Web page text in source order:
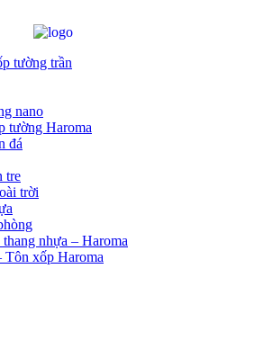
tường trần
nano
tường Haroma
đá
tre
trời
nhựa – Haroma
Tôn xốp Haroma